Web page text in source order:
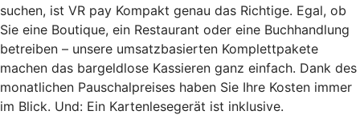
suchen, ist VR pay Kompakt genau das Richtige. Egal, ob
Sie eine Boutique, ein Restaurant oder eine Buchhandlung
betreiben – unsere umsatzbasierten Komplettpakete
machen das bargeldlose Kassieren ganz einfach. Dank des
monatlichen Pauschalpreises haben Sie Ihre Kosten immer
im Blick. Und: Ein Kartenlesegerät ist inklusive.